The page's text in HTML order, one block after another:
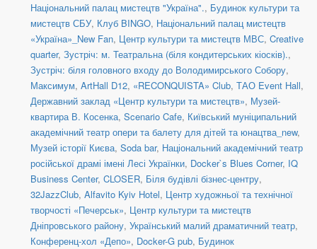
Національний палац мистецтв "Україна"., Будинок культури та
мистецтв СБУ, Клуб BINGO, Національний палац мистецтв
«Україна»_New Fan, Центр культури та мистецтв МВС, Creative
quarter, Зустріч: м. Театральна (біля кондитерських кіосків).,
Зустріч: біля головного входу до Володимирського Собору,
Максимум, ArtHall D12, «RECONQUISTA» Club, ТАО Event Hall,
Державний заклад «Центр культури та мистецтв», Музей-
квартира В. Косенка, Scenario Cafe, Київський муніципальний
академічний театр опери та балету для дітей та юнацтва_new,
Музей історії Києва, Soda bar, Національний академічний театр
російської драмі імені Лесі Українки, Docker`s Blues Corner, IQ
Business Center, CLOSER, Біля будівлі бізнес-центру,
32JazzClub, Alfavito Kyiv Hotel, Центр художньої та технічної
творчості «Печерськ», Центр культури та мистецтв
Дніпровського району, Український малий драматичний театр,
Конференц-хол «Депо», Docker-G pub, Будинок